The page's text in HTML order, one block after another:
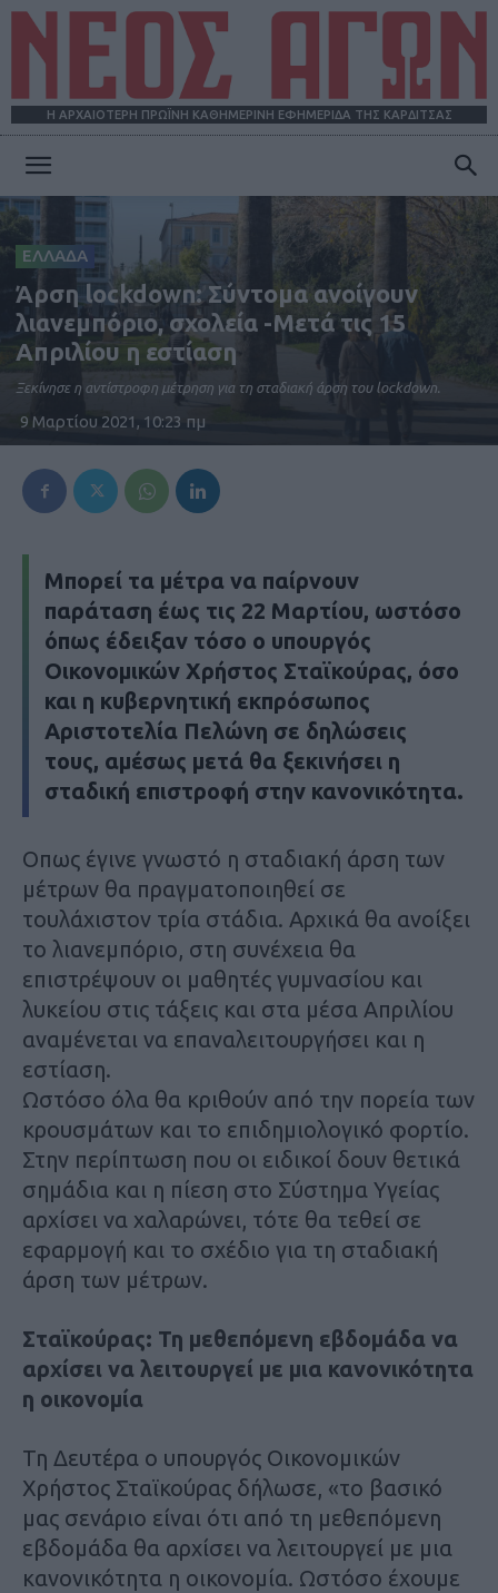
Η ΑΡΧΑΙΟΤΕΡΗ ΠΡΩΪΝΗ ΚΑΘΗΜΕΡΙΝΗ ΕΦΗΜΕΡΙΔΑ ΤΗΣ ΚΑΡΔΙΤΣΑΣ
ΕΛΛΑΔΑ
Άρση lockdown: Σύντομα ανοίγουν
λιανεμπόριο, σχολεία -Μετά τις 15
Απριλίου η εστίαση
Ξεκίνησε η αντίστροφη μέτρηση για τη σταδιακή άρση του lockdown.
9 Μαρτίου 2021, 10:23 πμ
Μπορεί τα μέτρα να παίρνουν
παράταση έως τις 22 Μαρτίου, ωστόσο
όπως έδειξαν τόσο ο υπουργός
Οικονομικών Χρήστος Σταϊκούρας, όσο
και η κυβερνητική εκπρόσωπος
Αριστοτελία Πελώνη σε δηλώσεις
τους, αμέσως μετά θα ξεκινήσει η
σταδική επιστροφή στην κανονικότητα.
Οπως έγινε γνωστό η σταδιακή άρση των
μέτρων θα πραγματοποιηθεί σε
τουλάχιστον τρία στάδια. Αρχικά θα ανοίξει
το λιανεμπόριο, στη συνέχεια θα
επιστρέψουν οι μαθητές γυμνασίου και
λυκείου στις τάξεις και στα μέσα Απριλίου
αναμένεται να επαναλειτουργήσει και η
εστίαση.
Ωστόσο όλα θα κριθούν από την πορεία των
κρουσμάτων και το επιδημιολογικό φορτίο.
Στην περίπτωση που οι ειδικοί δουν θετικά
σημάδια και η πίεση στο Σύστημα Υγείας
αρχίσει να χαλαρώνει, τότε θα τεθεί σε
εφαρμογή και το σχέδιο για τη σταδιακή
άρση των μέτρων.
Σταϊκούρας: Τη μεθεπόμενη εβδομάδα να
αρχίσει να λειτουργεί με μια κανονικότητα
η οικονομία
Τη Δευτέρα ο υπουργός Οικονομικών
Χρήστος Σταϊκούρας δήλωσε, «το βασικό
μας σενάριο είναι ότι από τη μεθεπόμενη
εβδομάδα θα αρχίσει να λειτουργεί με μια
κανονικότητα η οικονομία. Ωστόσο έχουμε